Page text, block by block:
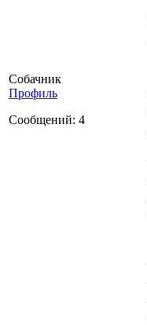
Собачник
Профиль
Сообщений: 4